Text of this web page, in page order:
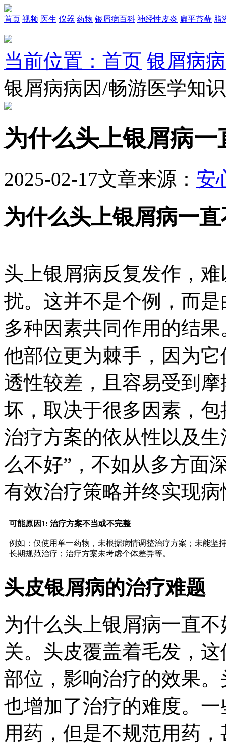
首页 视频 医生 仪器 药物 银屑病百科 神经性皮炎 扁平苔藓 脂
当前位置：首页 银屑病
银屑病病因/畅游医学知
为什么头上银屑病一
2025-02-17文章来源： 安
为什么头上银屑病一
头上银屑病反复发作，
扰。这并不是个例，而
多种因素共同作用的结
他部位更为棘手，因为
透性较差，且容易受到
坏，取决于很多因素，
治疗方案的依从性以及
么不好”，不如从多方面
有效治疗策略并终实现
可能原因1: 治疗方案不当或不完整
例如：仅使用单一药物，未根据病情调整治疗方案；未能坚
长期规范治疗；治疗方案未考虑个体差异等。
头皮银屑病的治疗难题
为什么头上银屑病一直
关。头皮覆盖着毛发，
部位，影响治疗的效果
也增加了治疗的难度。
用药，但是不规范用药